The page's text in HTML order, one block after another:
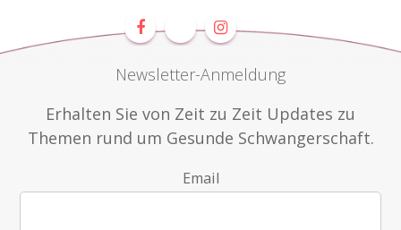
Newsletter-Anmeldung
Erhalten Sie von Zeit zu Zeit Updates zu
Themen rund um Gesunde Schwangerschaft.
Email